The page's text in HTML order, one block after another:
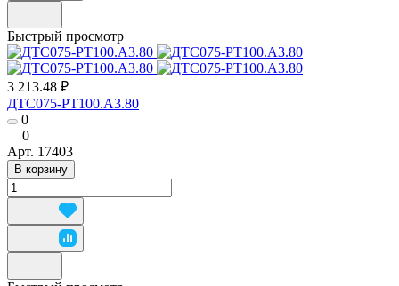
Быстрый просмотр
3 213.48 ₽
ДТС075-РТ100.А3.80
0
0
Арт. 17403
В корзину